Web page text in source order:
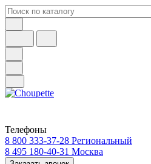
Телефоны
8 800 333-37-28 Региональный
8 495 180-40-31 Москва